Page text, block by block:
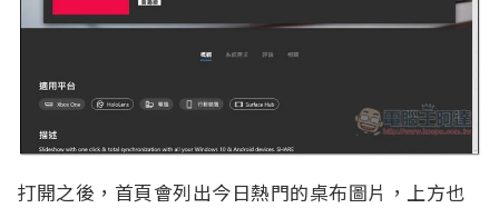
打開之後，首頁會列出今日熱門的桌布圖片，上方也